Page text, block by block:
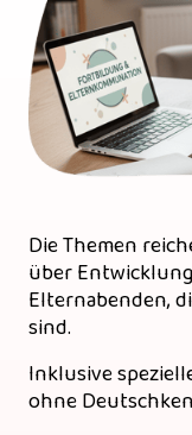
Die Themen
über
Elternabenden,
sind.
Inklusive
ohne